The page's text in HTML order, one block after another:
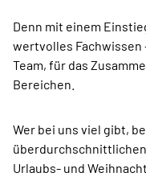
Denn mit einem
wertvolles Fachwissen
Team, für das
Bereichen.
Wer bei uns viel gibt,
Urlaubs- und